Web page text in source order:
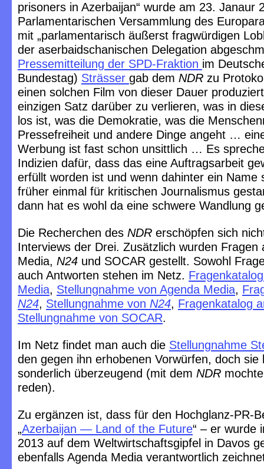
prisoners in Azerbaijan“ wurde am 23. Janaur
Parlamentarischen Versammlung des
mit „parlamentarisch äußerst fragwürdigen
der aserbaidschanischen Delegation
Pressemitteilung der SPD-Fraktion im
Bundestag) Strässer gab dem NDR zu
einen solchen Film von dieser Dauer
einzigen Satz darüber zu verlieren, was in
los ist, was die Demokratie, was die
Pressefreiheit und andere Dinge angeht …
Werbung ist fast schon unsittlich … Es
Indizien dafür, dass das eine Auftragsarbeit
erfüllt worden ist und wenn dahinter ein Name
früher einmal für kritischen Journalismus
dann hat es wohl da eine schwere Wandlung
Die Recherchen des NDR erschöpfen sich
Interviews der Drei. Zusätzlich wurden Fragen
Media, N24 und SOCAR gestellt. Sowohl
auch Antworten stehen im Netz.
Media, Stellungnahme von Agenda Media,
N24, Stellungnahme von N24, Fragenkatalog
Stellungnahme von SOCAR.
Im Netz findet man auch die Stellungnahme
den gegen ihn erhobenen Vorwürfen, doch sie
sonderlich überzeugend (mit dem NDR
reden).
Zu ergänzen ist, dass für den Hochglanz-PR-
„Azerbaijan — Land of the Future“ – er wurde
2013 auf dem Weltwirtschaftsgipfel in Davos
ebenfalls Agenda Media verantwortlich